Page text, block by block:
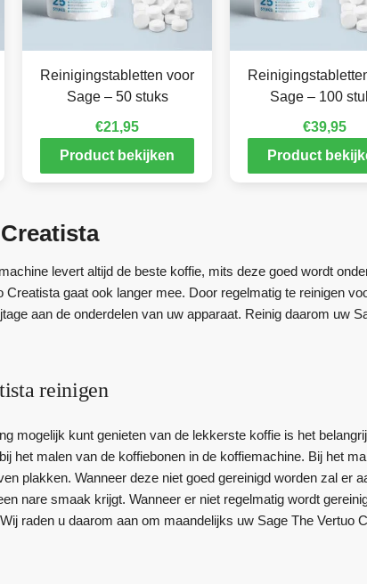
Reinigingstabletten voor
Sage – 50 stuks
€21,95
Product bekijken
Sage – 100
€39,95
Product
levert altijd de beste koffie, mits deze goed wordt
Creatista gaat ook langer mee. Door regelmatig te reinigen
aan de onderdelen van uw apparaat. Reinig daarom uw
reinigen
mogelijk kunt genieten van de lekkerste koffie is het
het malen van de koffiebonen in de koffiemachine. Bij het
plakken. Wanneer deze niet goed gereinigd worden zal er
nare smaak krijgt. Wanneer er niet regelmatig wordt
raden u daarom aan om maandelijks uw Sage The Vertuo